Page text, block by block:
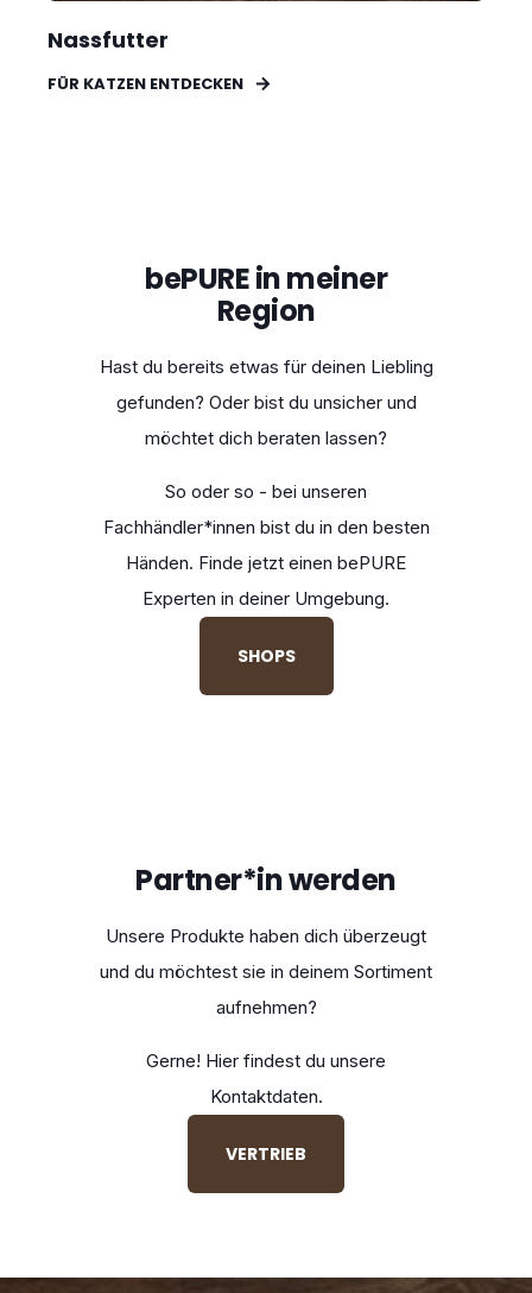
Nassfutter
FÜR KATZEN ENTDECKEN
bePURE in meiner
Region
Hast du bereits etwas für deinen Liebling
gefunden? Oder bist du unsicher und
möchtet dich beraten lassen?
So oder so - bei unseren
Fachhändler*innen bist du in den besten
Händen. Finde jetzt einen bePURE
Experten in deiner Umgebung.
SHOPS
Partner*in werden
Unsere Produkte haben dich überzeugt
und du möchtest sie in deinem Sortiment
aufnehmen?
Gerne! Hier findest du unsere
Kontaktdaten.
VERTRIEB